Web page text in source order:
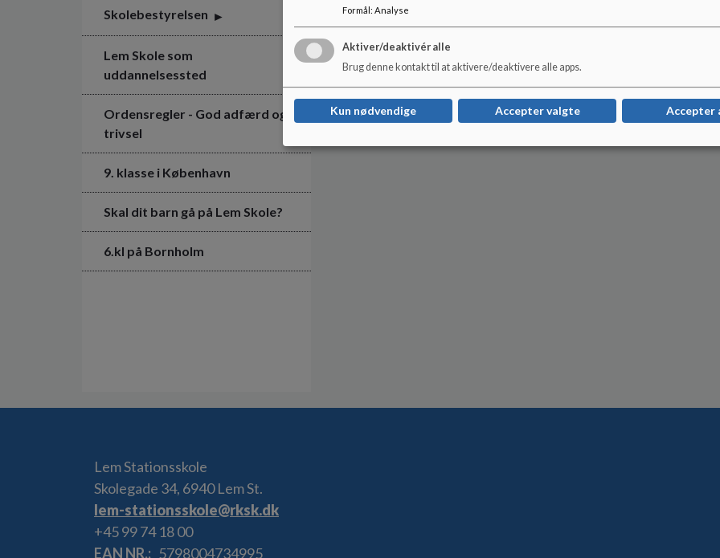
Skolebestyrelsen
Lem Skole som
uddannelsessted
Ordensregler - God adfærd og
trivsel
9. klasse i København
Skal dit barn gå på Lem Skole?
6.kl på Bornholm
Lem Stationsskole
Skolegade 34, 6940 Lem St.
lem-stationsskole@rksk.dk
+45 99 74 18 00
EAN NR.
5798004734995
Formål: Analyse
Aktiver/deaktivér alle
Brug denne kontakt til at aktivere/deaktivere alle apps.
Kun nødvendige Accepter valgte Accepter